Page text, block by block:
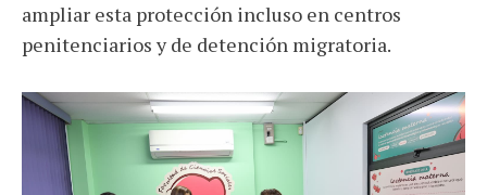
ampliar esta protección incluso en centros
penitenciarios y de detención migratoria.